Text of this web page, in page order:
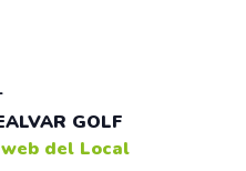
GOLF
del Local